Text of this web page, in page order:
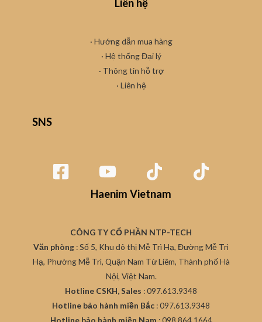
Liên hệ
· Hướng dẫn mua hàng
· Hệ thống Đại lý
· Thông tin hỗ trợ
· Liên hệ
SNS
Haenim Vietnam
CÔNG TY CỔ PHẦN NTP-TECH
Văn phòng : Số 5, Khu đô thị Mễ Trì Hạ, Đường Mễ Trì
Hạ, Phường Mễ Trì, Quận Nam Từ Liêm, Thành phố Hà
Nội, Việt Nam.
Hotline CSKH, Sales : 097.613.9348
Hotline bảo hành miền Bắc : 097.613.9348
Hotline bảo hành miền Nam : 098.864.1664